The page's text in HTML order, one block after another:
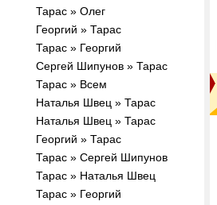
Тарас » Олег
Георгий » Тарас
Тарас » Георгий
Сергей Шипунов » Тарас
Тарас » Всем
Наталья Швец » Тарас
Наталья Швец » Тарас
Георгий » Тарас
Тарас » Сергей Шипунов
Тарас » Наталья Швец
Тарас » Георгий